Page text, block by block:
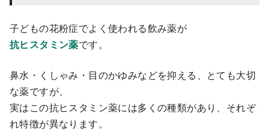
子どもの花粉症でよく使われる飲み薬が
抗ヒスタミン薬です。
鼻水・くしゃみ・目のかゆみなどを抑える、とても大切
な薬ですが、
実はこの抗ヒスタミン薬には多くの種類があり、それぞ
れ特徴が異なります。